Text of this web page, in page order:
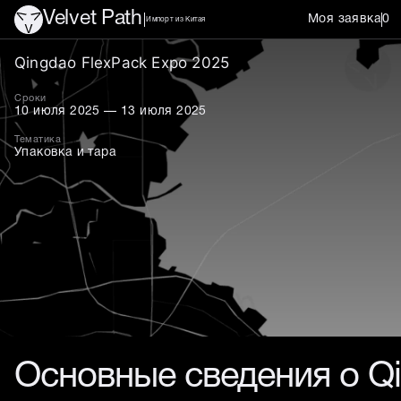
Velvet Path Импорт из Китая Моя заявка0
Qingdao FlexPack Expo
Qingdao FlexPack Expo 2025
Сроки
10 июля 2025 — 13 июля 2025
Тематика
Упаковка и тара
Основные сведения о